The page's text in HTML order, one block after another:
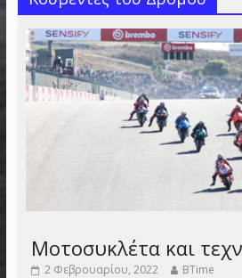
Μοτοσυκλέτα και
2 Φεβρουαρίου, 2022 BTime